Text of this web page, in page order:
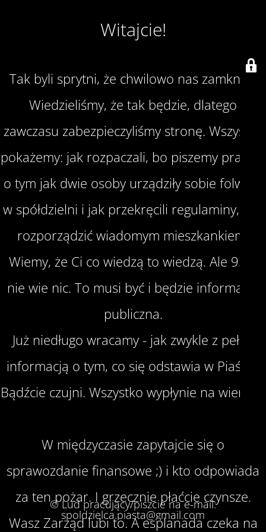
Witajcie!
Tak byli sprytni, że chwilowo nas zamknęli.
Wiedzieliśmy, że tak będzie, dlatego
zawczasu zabezpieczyliśmy stronę. Wszystko
pokażemy: jak rozpaczali, bo piszemy prawdę
o tym jak dwie osoby urządziły sobie folwark
w spółdzielni i jak przekręcili regulaminy, aby
rozporządzić wiadomym mieszkankiem.
Wiemy, że Ci co wiedzą to wiedzą. Ale 95%
nie wie nic. To musi być i będzie informacja
publiczna.
Już niedługo wracamy - jak zwykle z pełną
informacją o tym, co się odstawia w Piaście.
Bądźcie czujni. Wszystko wypłynie na wierzch.
W międzyczasie zapytajcie się o
sprawozdanie finansowe ;) i kto odpowiada
za ten pożar. I grzecznie płaćcie czynsze.
Wasz Zarząd lubi to. A esplanada czeka na
© Lud pracujący/piszcie na e-mail:
spoldzielca.piasta@gmail.com